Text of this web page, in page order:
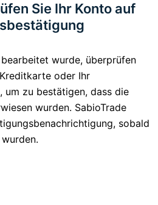
Sie Ihr Konto auf
wurde, überprüfen
oder Ihr
um zu bestätigen, dass die
wurden. SabioTrade
sobald